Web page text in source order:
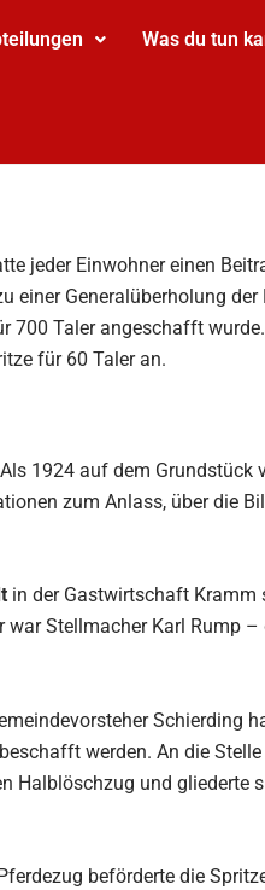
Was du tun
jeder Einwohner einen
Generalüberholung der
700 Taler angeschafft
für 60 Taler an.
1924 auf dem Grundstück
zum Anlass, über die
in der Gastwirtschaft Kramm
Stellmacher Karl Rump
Schierding
werden. An die
Halblöschzug und gliederte
beförderte die